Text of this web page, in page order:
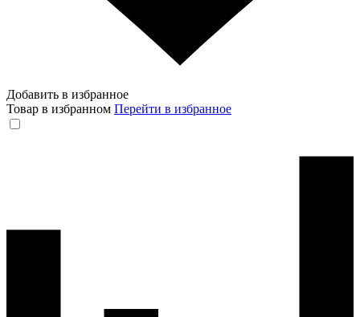
Добавить в избранное
Товар в избранном Перейти в избранное